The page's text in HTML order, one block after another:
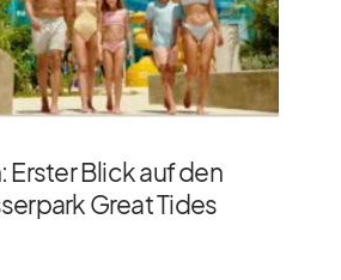
Erster Blick auf den
Great Tides